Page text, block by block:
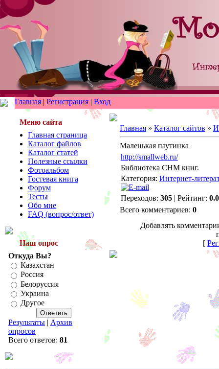
Главная | Регистрация | Вход
Меню сайта
Главная страница
Каталог файлов
Каталог статей
Полезные ссылки
Фотоальбом
Гостевая книга
Форум
Тесты
Обо мне
FAQ (вопрос/ответ)
Наш опрос
Откуда Вы?
Казахстан
Россия
Белоруссия
Украина
Другое
Результаты| Архив
опросов
Всего ответов: 81
Главная» Каталог сайтов »
Маленькая паутинка
http://smallweb.ru/
Библиотека СНМ книг.
Категория: Интернет-
Переходов: 305| Рейтинг: 0.0
Всего комментариев: 0
Добавлять
[